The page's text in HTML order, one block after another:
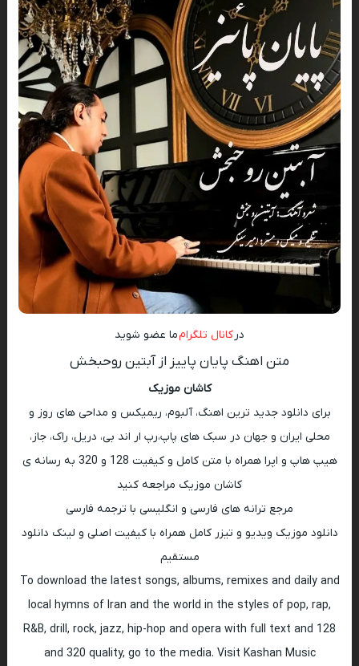
درکانال تلگرامما عضو شوید
متن اهنگ پایان پاییز از آبتین روحبخش
کاشان موزیک
برای دانلود جدید ترین اهنگ، آلبوم، ریمیکس و مداحی های روز و
محلی ایران و جهان در سبک های پاپ،رپ ار اند بی، دریل، راک، جاز،
هیپ هاپ و اپرا همراه با متن کامل و کیفیت 128 و 320 به رسانه ی
کاشان موزیک مراجعه کنید
مرجع ترانه های فارسی و انگلیسی با ترجمه فارسی
دانلود موزیک ویدیو و تیزر کامل همراه با کیفیت اصلی و لینک دانلود
مستقیم
To download the latest songs, albums, remixes and daily and
local hymns of Iran and the world in the styles of pop, rap,
R&B, drill, rock, jazz, hip-hop and opera with full text and 128
and 320 quality, go to the media. Visit Kashan Music